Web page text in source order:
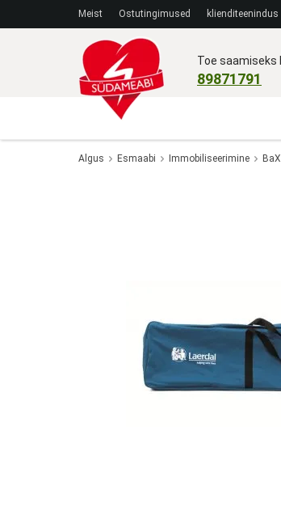
Meist Ostutingimused klienditeenindus
Toe saamiseks
89871791
Algus Esmaabi Immobiliseerimine